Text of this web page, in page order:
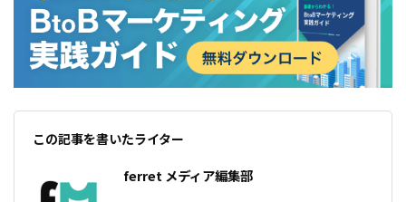
この記事を書いたライター
ferret メディア編集部